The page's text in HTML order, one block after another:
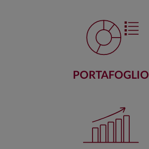
PORTAFOGLIO